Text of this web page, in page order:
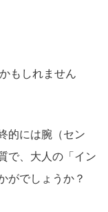
もしれません
的には腕（セン
で、大人の「イン
がでしょうか？